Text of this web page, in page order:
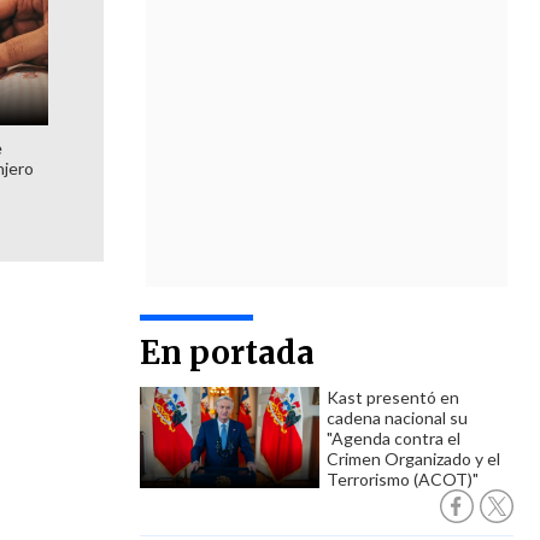
En portada
Kast presentó en
cadena nacional su
"Agenda contra el
Crimen Organizado y el
Terrorismo (ACOT)"